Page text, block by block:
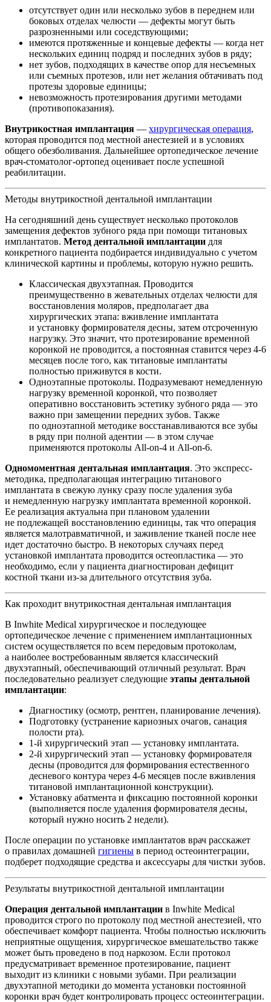
отсутствует один или несколько зубов в переднем или
боковых отделах челюсти — дефекты могут быть
разрозненными или соседствующими;
имеются протяженные и концевые дефекты — когда нет
нескольких единиц подряд и последних зубов в ряду;
нет зубов, подходящих в качестве опор для несъемных
или съемных протезов, или нет желания обтачивать под
протезы здоровые единицы;
невозможность протезирования другими методами
(противопоказания).
Внутрикостная имплантация — хирургическая операция,
которая проводится под местной анестезией и в условиях
общего обезболивания. Дальнейшее ортопедическое лечение
врач-стоматолог-ортопед оценивает после успешной
реабилитации.
Методы внутрикостной дентальной имплантации
На сегодняшний день существует несколько протоколов
замещения дефектов зубного ряда при помощи титановых
имплантатов. Метод дентальной имплантации для
конкретного пациента подбирается индивидуально с учетом
клинической картины и проблемы, которую нужно решить.
Классическая двухэтапная. Проводится
преимущественно в жевательных отделах челюсти для
восстановления моляров, предполагает два
хирургических этапа: вживление имплантата
и установку формирователя десны, затем отсроченную
нагрузку. Это значит, что протезирование временной
коронкой не проводится, а постоянная ставится через 4-6
месяцев после того, как титановые имплантаты
полностью приживутся в кости.
Одноэтапные протоколы. Подразумевают немедленную
нагрузку временной коронкой, что позволяет
оперативно восстановить эстетику зубного ряда — это
важно при замещении передних зубов. Также
по одноэтапной методике восстанавливаются все зубы
в ряду при полной адентии — в этом случае
применяются протоколы All-on-4 и All-on-6.
Одномоментная дентальная имплантация. Это экспресс-
методика, предполагающая интеграцию титанового
имплантата в свежую лунку сразу после удаления зуба
и немедленную нагрузку имплантата временной коронкой.
Ее реализация актуальна при плановом удалении
не подлежащей восстановлению единицы, так что операция
является малотравматичной, и заживление тканей после нее
идет достаточно быстро. В некоторых случаях перед
установкой имплантата проводится остеопластика — это
необходимо, если у пациента диагностирован дефицит
костной ткани из-за длительного отсутствия зуба.
Как проходит внутрикостная дентальная имплантация
В Inwhite Medical хирургическое и последующее
ортопедическое лечение с применением имплантационных
систем осуществляется по всем передовым протоколам,
а наиболее востребованным является классический
двухэтапный, обеспечивающий отличный результат. Врач
последовательно реализует следующие этапы дентальной
имплантации:
Диагностику (осмотр, рентген, планирование лечения).
Подготовку (устранение кариозных очагов, санация
полости рта).
1-й хирургический этап — установку имплантата.
2-й хирургический этап — установку формирователя
десны (проводится для формирования естественного
десневого контура через 4-6 месяцев после вживления
титановой имплантационной конструкции).
Установку абатмента и фиксацию постоянной коронки
(выполняется после удаления формирователя десны,
который нужно носить 2 недели).
После операции по установке имплантатов врач расскажет
о правилах домашней гигиены в период остеоинтеграции,
подберет подходящие средства и аксессуары для чистки зубов.
Результаты внутрикостной дентальной имплантации
Операция дентальной имплантации в Inwhite Medical
проводится строго по протоколу под местной анестезией, что
обеспечивает комфорт пациента. Чтобы полностью исключить
неприятные ощущения, хирургическое вмешательство также
может быть проведено в под наркозом. Если протокол
предусматривает временное протезирование, пациент
выходит из клиники с новыми зубами. При реализации
двухэтапной методики до момента установки постоянной
коронки врач будет контролировать процесс остеоинтеграции.